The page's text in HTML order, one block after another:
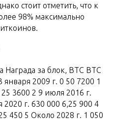
стоит отметить, что к
98% максимально
за блок, BTC BTC
января 2009 г. 0 50 7200 1
3600 2 9 июля 2016 г.
2020 г. 630 000 6,25 900 4
450 5 Около 2028 г. 1 050